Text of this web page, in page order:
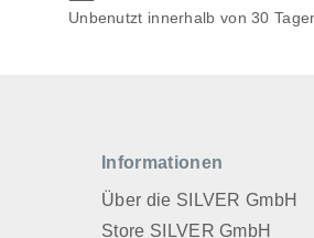
Unbenutzt innerhalb von 30
Informationen
Über die SILVER GmbH
Store SILVER GmbH